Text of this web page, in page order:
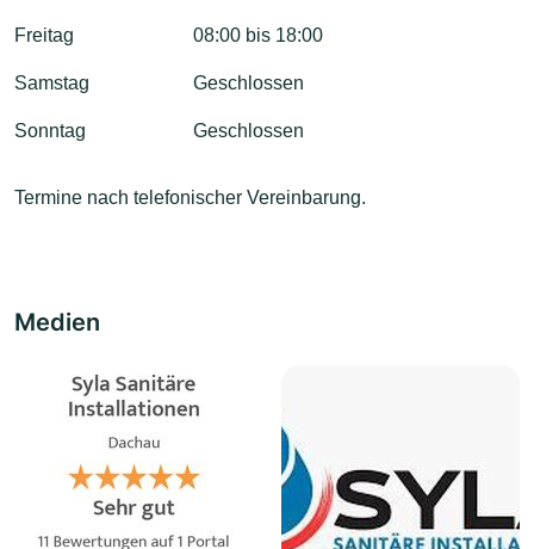
Freitag 08:00 bis 18:00
Samstag Geschlossen
Sonntag Geschlossen
Termine nach telefonischer Vereinbarung.
Medien